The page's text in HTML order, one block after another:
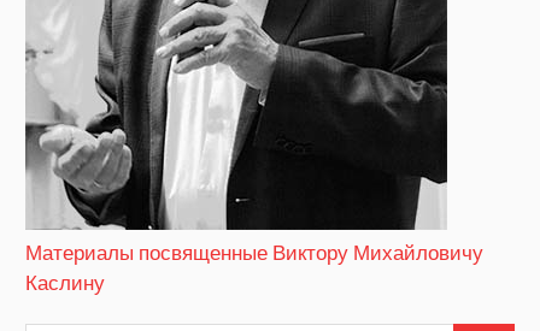
Материалы посвященные Виктору Михайловичу
Каслину